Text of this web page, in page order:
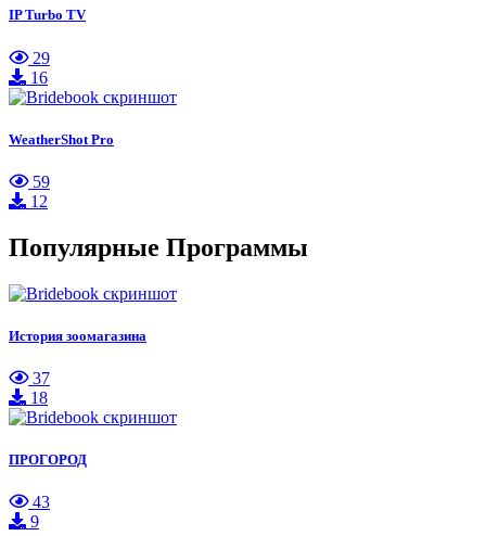
IP Turbo TV
29
16
WeatherShot Pro
59
12
Популярные Программы
История зоомагазина
37
18
ПРОГОРОД
43
9